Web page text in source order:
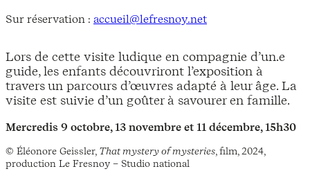
Sur réservation : accueil@lefresnoy.net
Lors de cette visite ludique en compagnie d’un.e
guide, les enfants découvriront l’exposition à
travers un parcours d’œuvres adapté à leur âge. La
visite est suivie d’un goûter à savourer en famille.
Mercredis 9 octobre, 13 novembre et 11 décembre, 15h30
© Éléonore Geissler, That mystery of mysteries, film, 2024,
production Le Fresnoy – Studio national